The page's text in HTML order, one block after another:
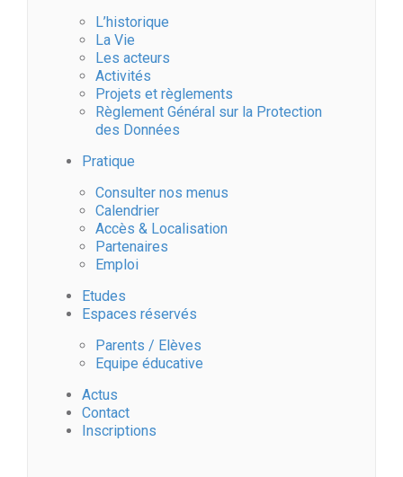
L’historique
La Vie
Les acteurs
Activités
Projets et règlements
Règlement Général sur la Protection
des Données
Pratique
Consulter nos menus
Calendrier
Accès & Localisation
Partenaires
Emploi
Etudes
Espaces réservés
Parents / Elèves
Equipe éducative
Actus
Contact
Inscriptions